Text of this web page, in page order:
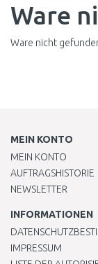
Ware
Ware nicht
MEIN KONTO
MEIN KONTO
AUFTRAGSHISTORIE
NEWSLETTER
INFORMATIONEN
IMPRESSUM